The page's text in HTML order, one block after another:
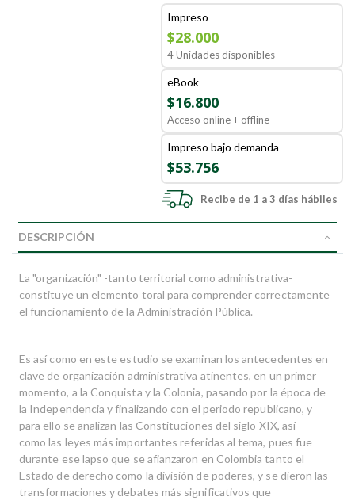
Impreso
$28.000
4 Unidades disponibles
eBook
$16.800
Acceso online + offline
Impreso bajo demanda
$53.756
Recibe de 1 a 3 días hábiles
DESCRIPCIÓN
La "organización" -tanto territorial como administrativa-
constituye un elemento toral para comprender correctamente
el funcionamiento de la Administración Pública.
Es así como en este estudio se examinan los antecedentes en
clave de organización administrativa atinentes, en un primer
momento, a la Conquista y la Colonia, pasando por la época de
la Independencia y finalizando con el periodo republicano, y
para ello se analizan las Constituciones del siglo XIX, así
como las leyes más importantes referidas al tema, pues fue
durante ese lapso que se afianzaron en Colombia tanto el
Estado de derecho como la división de poderes, y se dieron las
transformaciones y debates más significativos que